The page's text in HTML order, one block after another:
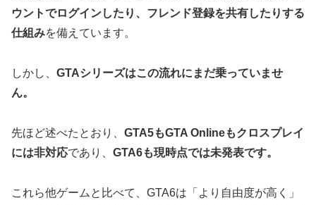
ウントでログインしたり、フレンド登録を共有したりする
仕組みを備えています。
しかし、 GTAシリーズはこの流れにまだ乗っていませ
ん。
先ほど述べたとおり、 GTA5もGTA Onlineもクロスプレイ
には非対応であり、 GTA6も現時点では未発表です。
これら他ゲームと比べて、GTA6は「より自由度が高く」